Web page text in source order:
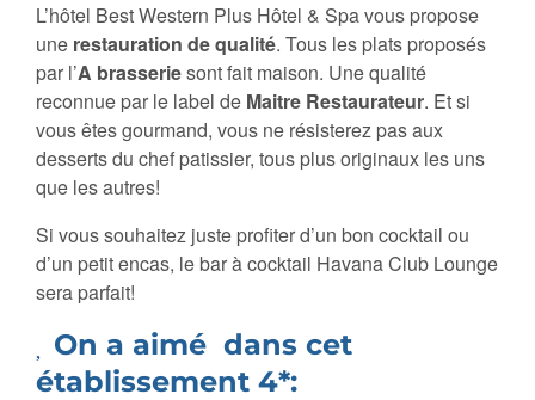
L’hôtel Best Western Plus Hôtel & Spa vous propose
une restauration de qualité. Tous les plats proposés
par l’A brasseriesont fait maison. Une qualité
reconnue par le label de Maitre Restaurateur. Et si
vous êtes gourmand, vous ne résisterez pas aux
desserts du chef patissier, tous plus originaux les uns
que les autres!
Si vous souhaitez juste profiter d’un bon cocktail ou
d’un petit encas, le bar à cocktail Havana Club Lounge
sera parfait!
On a aimé dans cet
établissement 4*: